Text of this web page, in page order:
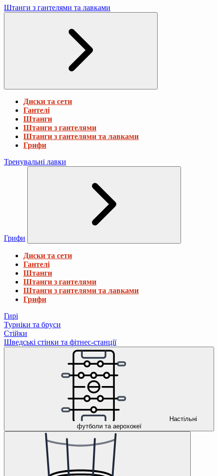
Штанги з гантелями та лавками
Диски та сети
Гантелі
Штанги
Штанги з гантелями
Штанги з гантелями та лавками
Грифи
Тренувальні лавки
Грифи
Диски та сети
Гантелі
Штанги
Штанги з гантелями
Штанги з гантелями та лавками
Грифи
Гирі
Турніки та бруси
Стійки
Шведські стінки та фітнес-станції
Настільні
футболи та аерохокеї